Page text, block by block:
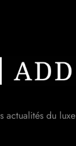
actualités du luxe